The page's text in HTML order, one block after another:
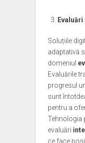
Soluțiile
adaptativă
domeniul
Evaluările
progresul
sunt
pentru a
Tehnologia
evaluări
ce face